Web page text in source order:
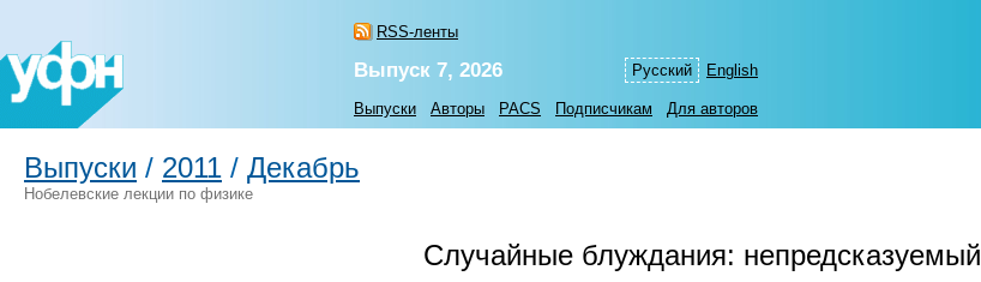
RSS-ленты
Русский English
Выпуск 7, 2026
Выпуски Авторы PACS Подписчикам Для авторов
Выпуски / 2011 / Декабрь
Нобелевские лекции по физике
Случайные блуждания: